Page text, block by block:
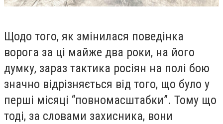
Щодо того, як змінилася поведінка
ворога за ці майже два роки, на його
думку, зараз тактика росіян на полі бою
значно відрізняється від того, що було у
перші місяці “повномасштабки”. Тому що
тоді, за словами захисника, вони